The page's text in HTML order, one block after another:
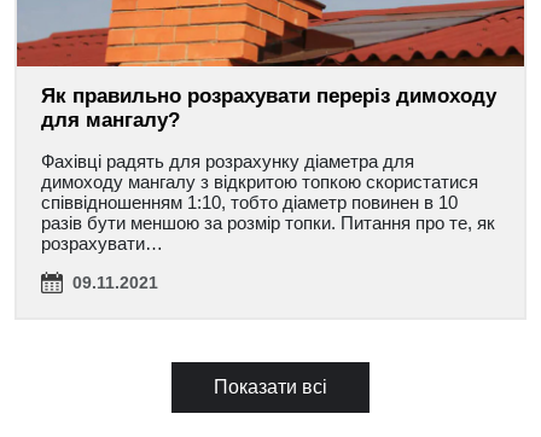
Як правильно розрахувати переріз димоходу
для мангалу?
Фахівці радять для розрахунку діаметра для
димоходу мангалу з відкритою топкою скористатися
співвідношенням 1:10, тобто діаметр повинен в 10
разів бути меншою за розмір топки. Питання про те, як
розрахувати…
09.11.2021
Показати всі